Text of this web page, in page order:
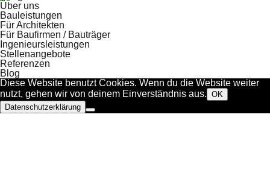
Über uns
Bauleistungen
Für Architekten
Für Baufirmen / Bauträger
Ingenieursleistungen
Stellenangebote
Referenzen
Blog
Diese Website benutzt Cookies. Wenn du die Website weiter
nutzt, gehen wir von deinem Einverständnis aus. OK
Datenschutzerklärung